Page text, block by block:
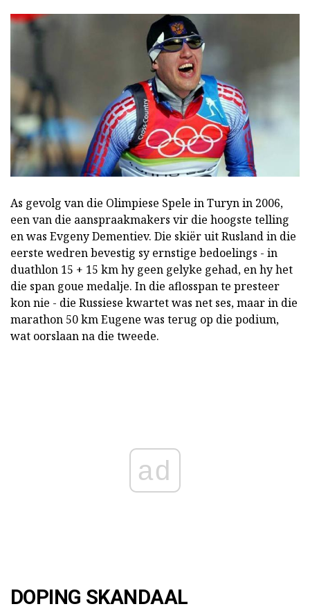
As gevolg van die Olimpiese Spele in Turyn in 2006,
een van die aanspraakmakers vir die hoogste telling
en was Evgeny Dementiev. Die skiër uit Rusland in die
eerste wedren bevestig sy ernstige bedoelings - in
duathlon 15 + 15 km hy geen gelyke gehad, en hy het
die span goue medalje. In die aflosspan te presteer
kon nie - die Russiese kwartet was net ses, maar in die
marathon 50 km Eugene was terug op die podium,
wat oorslaan na die tweede.
ad
DOPING SKANDAAL